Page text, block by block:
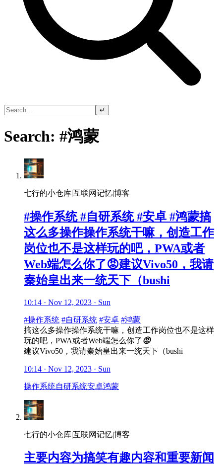
↵
Search: #鸿蒙
七行的小仓库|互联网记忆|博客
#操作系统 #自研系统 #安卓 #鸿蒙搞
这么多操作操作系统干嘛，创造工作
岗位也不是这样玩的吧，PWA或者
Web端怎么你了😡建议Vivo50，我请
秦始皇出来一统天下（bushi
10:14 · Nov 12, 2023 · Sun
#操作系统 #自研系统 #安卓 #鸿蒙
搞这么多操作操作系统干嘛，创造工作岗位也不是这样
玩的吧，PWA或者Web端怎么你了 😡
建议Vivo50，我请秦始皇出来一统天下（bushi
10:14 · Nov 12, 2023 · Sun
操作系统自研系统安卓鸿蒙
七行的小仓库|互联网记忆|博客
主要内容为搞笑有趣内容和重要新闻